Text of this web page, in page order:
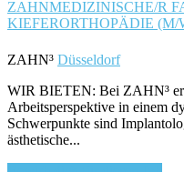
ZAHNMEDIZINISCHE/R
KIEFERORTHOPÄDIE (M/
ZAHN³ Düsseldorf
WIR BIETEN: Bei ZAHN³
Arbeitsperspektive in einem
Schwerpunkte sind
ästhetische...